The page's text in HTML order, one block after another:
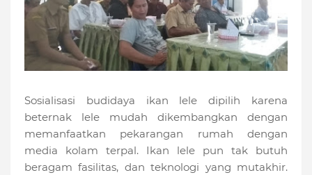
Sosialisasi budidaya ikan lele dipilih karena
beternak lele mudah dikembangkan dengan
memanfaatkan pekarangan rumah dengan
media kolam terpal. Ikan lele pun tak butuh
beragam fasilitas, dan teknologi yang mutakhir.